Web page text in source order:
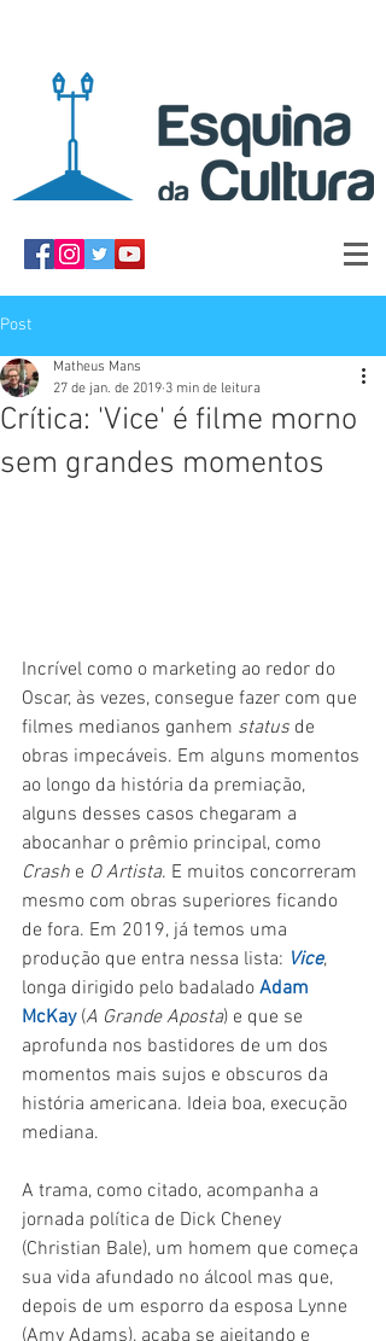
Post
Crítica: 'Vice' é filme morno
sem grandes momentos
Matheus Mans
27 de jan. de 2019 3 min de leitura
Incrível como o marketing ao redor do
Oscar, às vezes, consegue fazer com que
filmes medianos ganhem status de
obras impecáveis. Em alguns momentos
ao longo da história da premiação,
alguns desses casos chegaram a
abocanhar o prêmio principal, como
Crash e O Artista. E muitos concorreram
mesmo com obras superiores ficando
de fora. Em 2019, já temos uma
produção que entra nessa lista: Vice,
longa dirigido pelo badalado Adam
McKay (A Grande Aposta) e que se
aprofunda nos bastidores de um dos
momentos mais sujos e obscuros da
história americana. Ideia boa, execução
mediana.
A trama, como citado, acompanha a
jornada política de Dick Cheney
(Christian Bale), um homem que começa
sua vida afundado no álcool mas que,
depois de um esporro da esposa Lynne